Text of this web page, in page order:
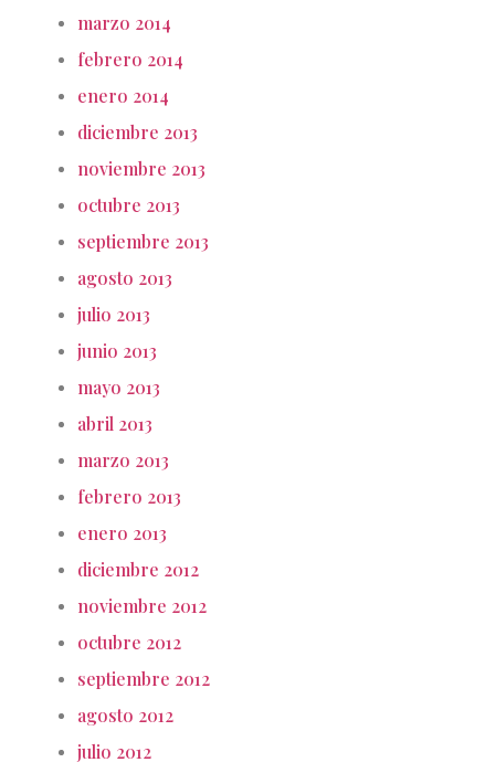
marzo 2014
febrero 2014
enero 2014
diciembre 2013
noviembre 2013
octubre 2013
septiembre 2013
agosto 2013
julio 2013
junio 2013
mayo 2013
abril 2013
marzo 2013
febrero 2013
enero 2013
diciembre 2012
noviembre 2012
octubre 2012
septiembre 2012
agosto 2012
julio 2012